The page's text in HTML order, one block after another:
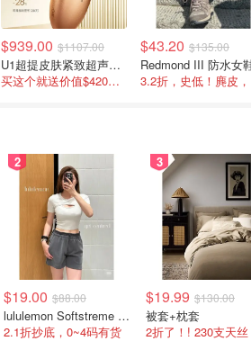
$939.00 $1107.00
U1超提皮肤紧致超声美容仪
买这个就送价值$420的礼盒！
$43.20 $135.00
Redmond III 防水女
2
$19.00 $88.00
lululemon Softstreme 女士高腰短裤 10cm
2.1折抄底，0~4码有货
3
$19.99 $130.00
被套+枕套
2折了！! 230支天丝